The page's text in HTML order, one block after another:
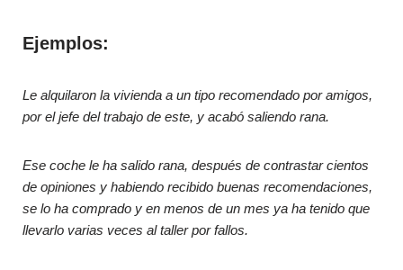
Ejemplos:
Le alquilaron la vivienda a un tipo recomendado por amigos,
por el jefe del trabajo de este, y acabó saliendo rana.
Ese coche le ha salido rana, después de contrastar cientos
de opiniones y habiendo recibido buenas recomendaciones,
se lo ha comprado y en menos de un mes ya ha tenido que
llevarlo varias veces al taller por fallos.